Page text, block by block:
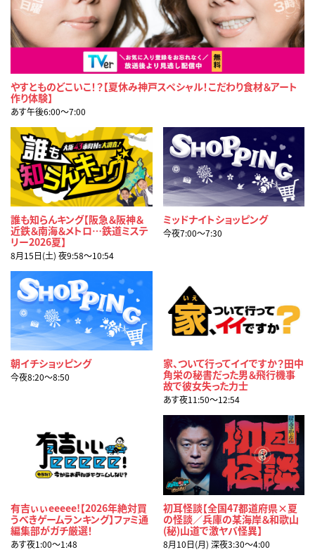
やすとものどこいこ！？【夏休み神戸スペシャル！こだわり食材＆アート
作り体験】
あす午後6:00〜7:00
誰も知らんキング【阪急＆阪神＆
近鉄＆南海＆メトロ…鉄道ミステ
リー2026夏】
8月15日(土) 夜9:58〜10:54
ミッドナイトショッピング
今夜7:00〜7:30
朝イチショッピング
今夜8:20〜8:50
家、ついて行ってイイですか？田中
角栄の秘書だった男＆飛行機事
故で彼女失った力士
あす夜11:50〜12:54
有吉ぃぃeeeee!【2026年絶対買
うべきゲームランキング】ファミ通
編集部がガチ厳選！
あす夜1:00〜1:48
初耳怪談【全国47都道府県×夏
の怪談／兵庫の某海岸＆和歌山
(秘)山道で激ヤバ怪異】
8月10日(月) 深夜3:30〜4:00